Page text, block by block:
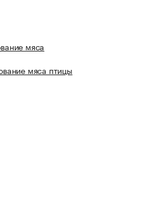
мяса
мяса птицы